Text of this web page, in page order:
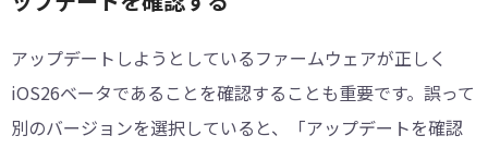
アップデートしようとしているファームウェアが正しく
iOS26ベータであることを確認することも重要です。誤って
別のバージョンを選択していると、「アップデートを確認